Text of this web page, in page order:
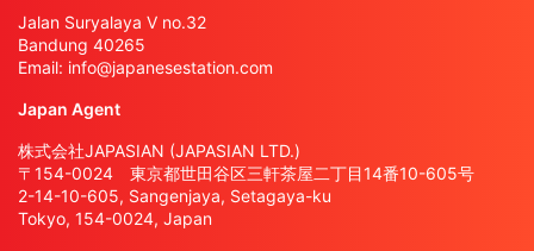
Jalan Suryalaya V no.32
Bandung 40265
Email: info@japanesestation.com
Japan Agent
株式会社JAPASIAN (JAPASIAN LTD.)
〒154-0024 東京都世田谷区三軒茶屋二丁目14番10-605号
2-14-10-605, Sangenjaya, Setagaya-ku
Tokyo, 154-0024, Japan